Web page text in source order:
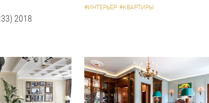
2018
#ИНТЕРЬЕР #КВАРТИРЫ